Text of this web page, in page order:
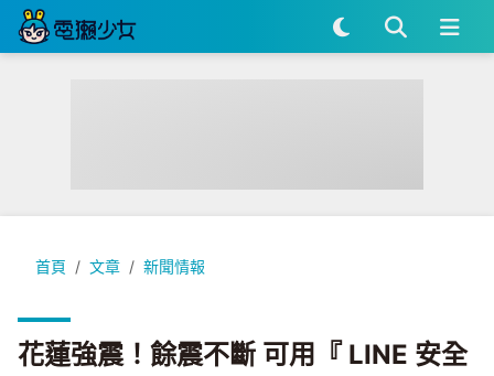
首頁 文章 新聞情報
花蓮強震！餘震不斷 可用『 LINE 安全通報 』 即時回報自己的
花蓮強震！餘震不斷 可用『 LINE 安全